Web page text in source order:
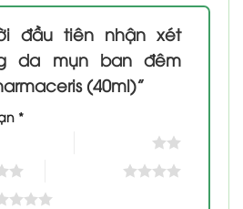
đầu tiên nhận xét
da mụn ban đêm
(40ml)”
*